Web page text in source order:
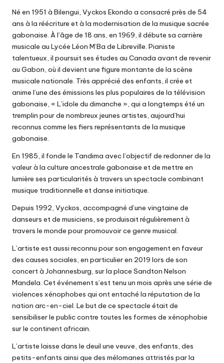
Né en 1951 à Bilengui, Vyckos Ekondo a consacré près de 54
ans à la réécriture et à la modernisation de la musique sacrée
gabonaise. À l’âge de 18 ans, en 1969, il débute sa carrière
musicale au Lycée Léon M’Ba de Libreville. Pianiste
talentueux, il poursuit ses études au Canada avant de revenir
au Gabon, où il devient une figure montante de la scène
musicale nationale. Très apprécié des enfants, il crée et
anime l’une des émissions les plus populaires de la télévision
gabonaise, « L’idole du dimanche », qui a longtemps été un
tremplin pour de nombreux jeunes artistes, aujourd’hui
reconnus comme les fiers représentants de la musique
gabonaise.
En 1985, il fonde le Tandima avec l’objectif de redonner de la
valeur à la culture ancestrale gabonaise et de mettre en
lumière ses particularités à travers un spectacle combinant
musique traditionnelle et danse initiatique.
Depuis 1992, Vyckos, accompagné d’une vingtaine de
danseurs et de musiciens, se produisait régulièrement à
travers le monde pour promouvoir ce genre musical.
L’artiste est aussi reconnu pour son engagement en faveur
des causes sociales, en particulier en 2019 lors de son
concert à Johannesburg, sur la place Sandton Nelson
Mandela. Cet événement s’est tenu un mois après une série de
violences xénophobes qui ont entaché la réputation de la
nation arc-en-ciel. Le but de ce spectacle était de
sensibiliser le public contre toutes les formes de xénophobie
sur le continent africain.
L’artiste laisse dans le deuil une veuve, des enfants, des
petits-enfants ainsi que des mélomanes attristés par la